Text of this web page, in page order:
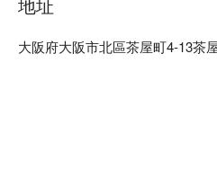
大阪府大阪市北區茶屋町4-13茶